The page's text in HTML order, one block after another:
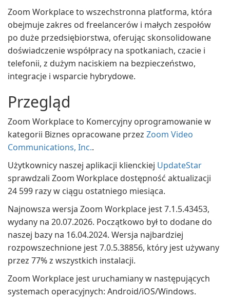
Zoom Workplace to wszechstronna platforma, która
obejmuje zakres od freelancerów i małych zespołów
po duże przedsiębiorstwa, oferując skonsolidowane
doświadczenie współpracy na spotkaniach, czacie i
telefonii, z dużym naciskiem na bezpieczeństwo,
integracje i wsparcie hybrydowe.
Przegląd
Zoom Workplace to Komercyjny oprogramowanie w
kategorii Biznes opracowane przez Zoom Video
Communications, Inc..
Użytkownicy naszej aplikacji klienckiej UpdateStar
sprawdzali Zoom Workplace dostępność aktualizacji
24 599 razy w ciągu ostatniego miesiąca.
Najnowsza wersja Zoom Workplace jest 7.1.5.43453,
wydany na 20.07.2026. Początkowo był to dodane do
naszej bazy na 16.04.2024. Wersja najbardziej
rozpowszechnione jest 7.0.5.38856, który jest używany
przez 77% z wszystkich instalacji.
Zoom Workplace jest uruchamiany w następujących
systemach operacyjnych: Android/iOS/Windows.